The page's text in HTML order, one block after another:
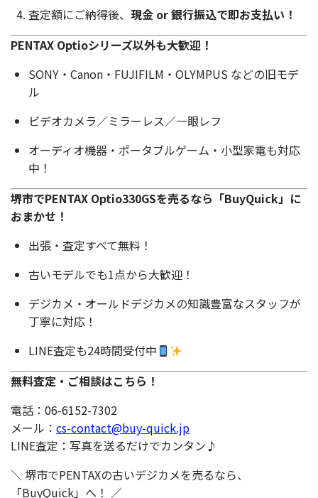
査定額にご納得後、 現金 or 銀行振込で即お支払い！
PENTAX Optioシリーズ以外も大歓迎！
SONY・Canon・FUJIFILM・OLYMPUS などの旧モデ
ル
ビデオカメラ／ミラーレス／一眼レフ
オーディオ機器・ポータブルゲーム・小型家電も対応
中！
堺市でPENTAX Optio330GSを売るなら「BuyQuick」に
おまかせ！
出張・査定すべて無料！
古いモデルでも1点から大歓迎！
デジカメ・オールドデジカメの知識豊富なスタッフが
丁寧に対応！
LINE査定も24時間受付中
無料査定・ご相談はこちら！
電話：06-6152-7302
メール： cs-contact@buy-quick.jp
LINE査定：写真を送るだけでカンタン♪
＼ 堺市でPENTAXの古いデジカメを売るなら、
「BuyQuick」へ！ ／